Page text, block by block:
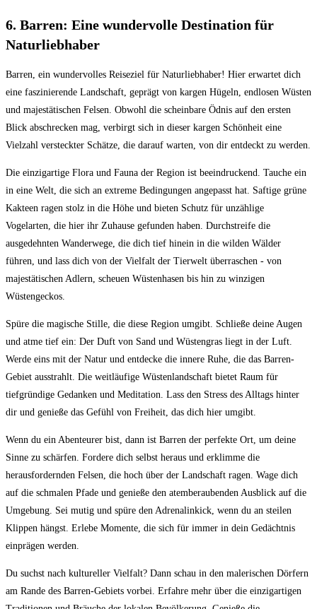
6. ‌Barren: ‍Eine wundervolle Destination für
Naturliebhaber
Barren, ein wundervolles Reiseziel für Naturliebhaber! Hier erwartet dich
eine faszinierende Landschaft, geprägt von kargen Hügeln, ⁢endlosen Wüsten
und majestätischen Felsen. Obwohl die scheinbare Ödnis auf den ersten
Blick abschrecken mag,⁢ verbirgt ⁢sich in dieser kargen⁢ Schönheit eine
Vielzahl versteckter Schätze, die ‍darauf warten, ⁤von dir entdeckt zu werden.
Die ⁢einzigartige Flora und Fauna der‌ Region ist beeindruckend. Tauche ein
in eine Welt, die ‌sich an extreme Bedingungen angepasst hat. Saftige grüne‌
Kakteen‌ ragen stolz in‌ die ⁢Höhe und bieten Schutz für unzählige
⁤Vogelarten, die ‌hier ihr Zuhause gefunden‌ haben. Durchstreife ⁤die​
ausgedehnten Wanderwege, die dich ⁤tief hinein ‌in die⁤ wilden Wälder
führen, und ⁤lass dich ⁤von der Vielfalt der Tierwelt überraschen -⁣ von
majestätischen Adlern, scheuen Wüstenhasen bis⁤ hin zu‌ winzigen⁢
Wüstengeckos.
Spüre die magische⁢ Stille, die diese Region⁤ umgibt. Schließe deine Augen ​
und atme tief ein: Der ⁤Duft von Sand und ⁢Wüstengras liegt ‍in der Luft.⁤
Werde⁢ eins mit der Natur und entdecke ​die innere‌ Ruhe, ⁤die das Barren-
Gebiet ausstrahlt. Die weitläufige Wüstenlandschaft bietet ⁣Raum für
tiefgründige Gedanken und Meditation. Lass den Stress des Alltags hinter
dir und genieße das Gefühl von Freiheit, das dich hier‍ umgibt.
Wenn du ein Abenteurer bist, dann ist Barren der perfekte Ort,‍ um deine
Sinne zu schärfen. Fordere dich selbst heraus und erklimme die
herausfordernden Felsen, die hoch über der Landschaft ragen. Wage dich
auf die schmalen Pfade und⁢ genieße den atemberaubenden ⁤Ausblick auf die
Umgebung. Sei mutig und spüre den Adrenalinkick, wenn du‌ an steilen
Klippen hängst. Erlebe Momente, die ​sich für immer in dein Gedächtnis
einprägen⁤ werden.
Du suchst nach kultureller Vielfalt? ⁢Dann schau in den malerischen Dörfern
am Rande ​des Barren-Gebiets vorbei. Erfahre​ mehr über die einzigartigen